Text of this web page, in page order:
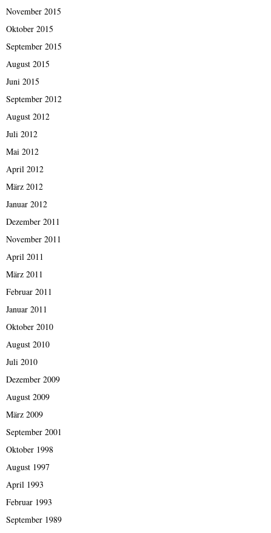
November 2015
Oktober 2015
September 2015
August 2015
Juni 2015
September 2012
August 2012
Juli 2012
Mai 2012
April 2012
März 2012
Januar 2012
Dezember 2011
November 2011
April 2011
März 2011
Februar 2011
Januar 2011
Oktober 2010
August 2010
Juli 2010
Dezember 2009
August 2009
März 2009
September 2001
Oktober 1998
August 1997
April 1993
Februar 1993
September 1989